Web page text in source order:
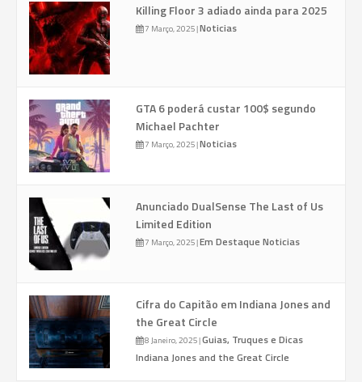
Killing Floor 3 adiado ainda para 2025
7 Março, 2025|Noticias
GTA 6 poderá custar 100$ segundo
Michael Pachter
7 Março, 2025|Noticias
Anunciado DualSense The Last of Us
Limited Edition
7 Março, 2025|Em Destaque Noticias
Cifra do Capitão em Indiana Jones and
the Great Circle
8 Janeiro, 2025|Guias, Truques e Dicas
Indiana Jones and the Great Circle